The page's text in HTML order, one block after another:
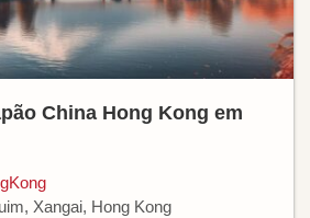
China Hong Kong em
Xangai, Hong Kong